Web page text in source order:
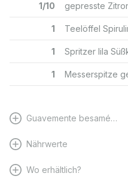
1/10 gepresste
1 Teelöffel
1 Spritzer lila
1 Messerspitze
Guavemente besamé…
Nährwerte
Wo erhältlich?